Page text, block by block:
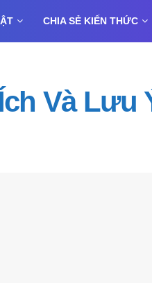
CHIA SẺ KIẾN THỨC
Và Lưu